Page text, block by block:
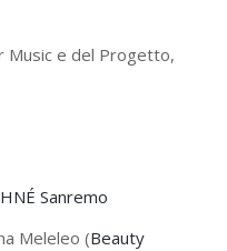
Music e del Progetto,
Sanremo
Meleleo (Beauty